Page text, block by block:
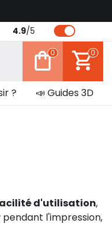
4.9/5
0 0
? 📣 Guides 3D
d'utilisation,
pendant l'impression,